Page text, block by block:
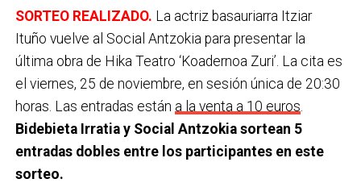
Teléfono de contacto:
SORTEO REALIZADO. La actriz basauriarra Itziar
Ituño vuelve al Social Antzokia para presentar la
última obra de Hika Teatro ‘Koadernoa Zuri’. La cita es
el viernes, 25 de noviembre, en sesión única de 20:30
horas. Las entradas están a la venta a 10 euros
Bidebieta Irratia y Social Antzokia sortean 5
entradas dobles entre los participantes en este
sorteo.